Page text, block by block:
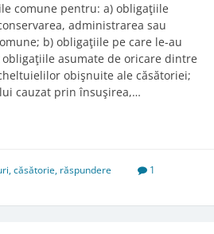
comune pentru: a) obligaţiile
administrarea sau
b) obligaţiile pe care le-au
asumate de oricare dintre
obişnuite ale căsătoriei;
cauzat prin însuşirea,…
,căsătorie, răspundere
1